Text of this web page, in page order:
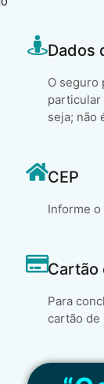
Dados
O seguro
particular
seja; não
CEP
Informe o
Cartão
Para
cartão de